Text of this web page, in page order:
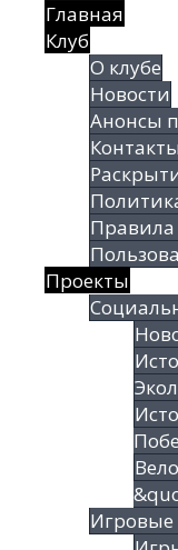
Главная
Клуб
О клубе
Новости
Анонсы
Контакты
Правила
Проекты
Игровые